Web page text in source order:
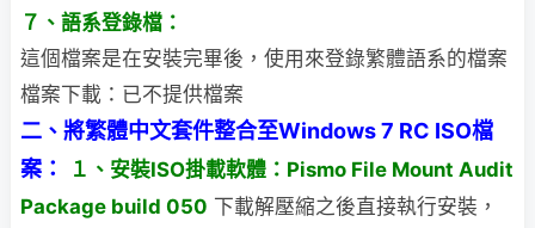
７、語系登錄檔：
這個檔案是在安裝完畢後，使用來登錄繁體語系的檔案
檔案下載：已不提供檔案
二、將繁體中文套件整合至Windows 7 RC ISO檔
案：
１、安裝ISO掛載軟體：Pismo File Mount Audit
Package build 050 下載解壓縮之後直接執行安裝，